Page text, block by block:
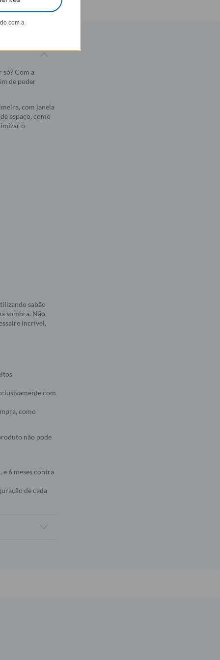
só? Com a
de poder
com janela
espaço, como
o
sabão
sombra. Não
incrível,
com
como
não pode
6 meses contra
de cada
com a